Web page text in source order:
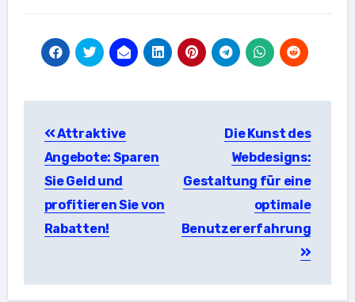
Attraktive
Angebote: Sparen
Sie Geld und
profitieren Sie von
Rabatten!
Die Kunst des
Webdesigns:
Gestaltung für eine
optimale
Benutzererfahrung